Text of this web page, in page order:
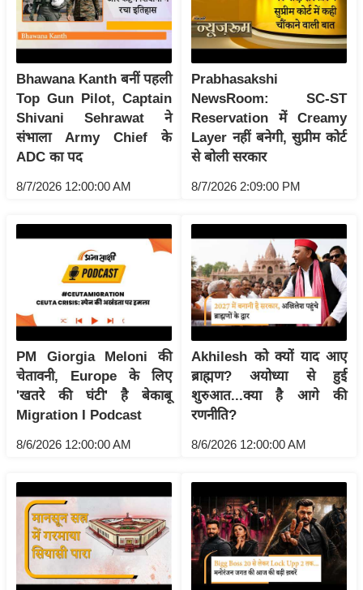
मि
सा
ल
बे
मि
सा
ल
श
य
इं
या
सा
हि
त्य
ज
त
ऑ
टो
र्ल्ड
Bhawana Kanth बनीं पहली
Top Gun Pilot, Captain
Shivani Sehrawat ने
संभाला Army Chief के
ADC का पद
8/7/2026 12:00:00 AM
Prabhasakshi
NewsRoom: SC-ST
Reservation में Creamy
Layer नहीं बनेगी, सुप्रीम कोर्ट
से बोली सरकार
8/7/2026 2:09:00 PM
PM Giorgia Meloni की
चेतावनी, Europe के लिए
'खतरे की घंटी' है बेकाबू
Migration I Podcast
8/6/2026 12:00:00 AM
Akhilesh को क्यों याद आए
ब्राह्मण? अयोध्या से हुई
शुरुआत...क्या है आगे की
रणनीति?
8/6/2026 12:00:00 AM